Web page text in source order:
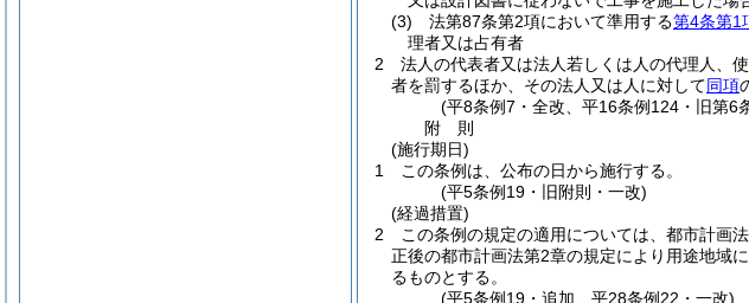
(3)
法第87条第2項において準用する第4条第1
理者又は占有者
2
法人の代表者又は法人若しくは人の代理人、
者を罰するほか、その法人又は人に対して同項
(平8条例7・全改、平16条例124・旧第6
附 則
(施行期日)
1
この条例は、公布の日から施行する。
(平5条例19・旧附則・一改)
(経過措置)
2
この条例の規定の適用については、都市計画
正後の都市計画法第2章の規定により用途地域
るものとする。
(平5条例19・追加、平28条例22・一改)